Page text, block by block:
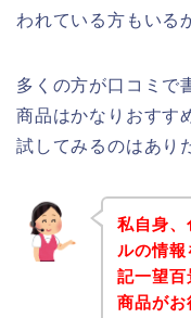
われている方もいる
多くの方が口コミで
商品はかなりおすす
試してみるのはあり
私自身、
ルの情報
記一望百
商品がお